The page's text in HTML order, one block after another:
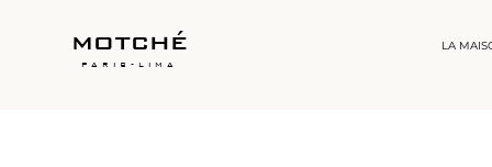
motché
paris-lima
LA